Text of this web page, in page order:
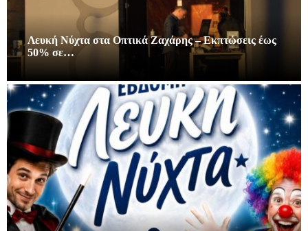
Λευκή Νύχτα στα Οπτικά Ζαχάρης – Εκπτώσεις έως
50% σε…